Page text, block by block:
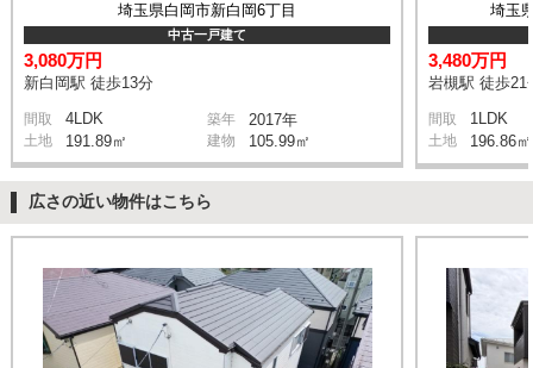
埼玉県白岡市新白岡6丁目
中古一戸建て
3,080万円
新白岡駅 徒歩13分
間取 4LDK 築年 2017年
土地 191.89㎡ 建物 105.99㎡
埼玉
3,480万円
岩槻駅 徒歩21
間取 1LDK
土地 196.86㎡
広さの近い物件はこちら